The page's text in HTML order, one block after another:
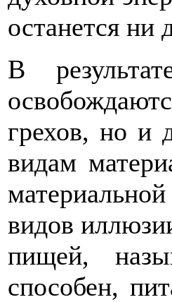
останется ни
В
грехов, но и
видам
видов
пищей,
способен,